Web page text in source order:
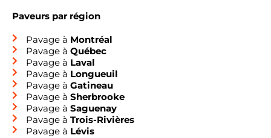
Paveurs par région
Pavage à Montréal
Pavage à Québec
Pavage à Laval
Pavage à Longueuil
Pavage à Gatineau
Pavage à Sherbrooke
Pavage à Saguenay
Pavage à Trois-Rivières
Pavage à Lévis